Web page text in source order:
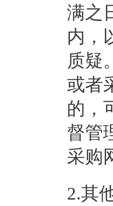
满之
内，
质疑
或者
的，
督管
采购
2.其